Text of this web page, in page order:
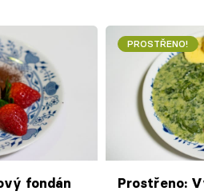
fondán
PROSTŘENO!
Prostřeno: